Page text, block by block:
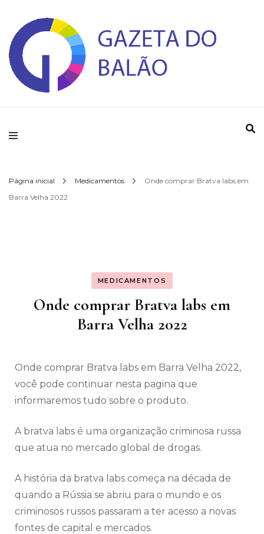
Gazeta do Balao
Página inicial Medicamentos
Onde comprar Bratva labs em
Barra Velha 2022
MEDICAMENTOS
Onde comprar Bratva labs em
Barra Velha 2022
Onde comprar Bratva labs em Barra Velha 2022,
você pode continuar nesta pagina que
informaremos tudo sobre o produto.
A bratva labs é uma organização criminosa russa
que atua no mercado global de drogas.
A história da bratva labs começa na década de
quando a Rússia se abriu para o mundo e os
criminosos russos passaram a ter acesso a novas
fontes de capital e mercados.